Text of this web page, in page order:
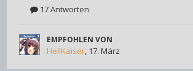
17 Antworten
EMPFOHLEN VON
HellKaiser, 17. März